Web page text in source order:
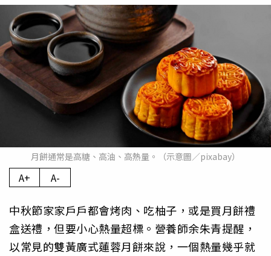
月餅通常是高糖、高油、高熱量。（示意圖／pixabay）
A+ A-
中秋節家家戶戶都會烤肉、吃柚子，或是買月餅禮
盒送禮，但要小心熱量超標。營養師余朱青提醒，
以常見的雙黃廣式蓮蓉月餅來說，一個熱量幾乎就